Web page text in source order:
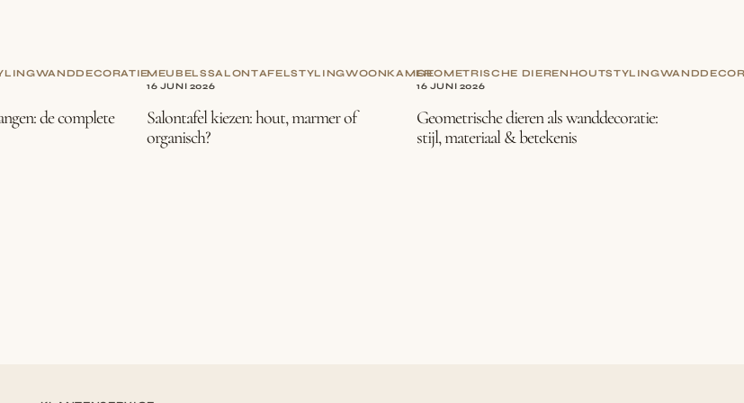
WANDDECORATIE
de complete
MEUBELSSALONTAFELSTYLINGWOONKAMER
16 JUNI 2026
Salontafel kiezen: hout, marmer of
organisch?
GEOMETRISCHE DIERENHOUTSTYLING
16 JUNI 2026
Geometrische dieren als wanddecoratie:
stijl, materiaal & betekenis